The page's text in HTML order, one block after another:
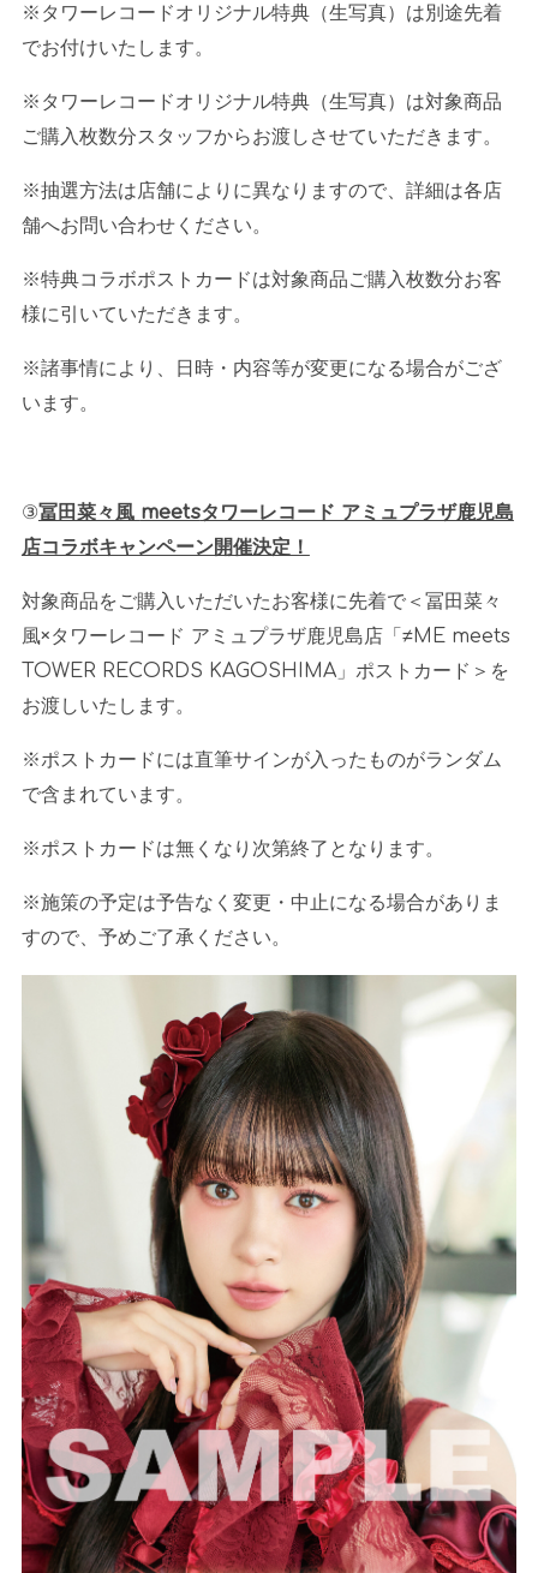
※タワーレコードオリジナル特典（生写真）は別途先着
でお付けいたします。
※タワーレコードオリジナル特典（生写真）は対象商品
ご購入枚数分スタッフからお渡しさせていただきます。
※抽選方法は店舗によりに異なりますので、詳細は各店
舗へお問い合わせください。
※特典コラボポストカードは対象商品ご購入枚数分お客
様に引いていただきます。
※諸事情により、日時・内容等が変更になる場合がござ
います。
③冨田菜々風 meetsタワーレコード アミュプラザ鹿児島
店コラボキャンペーン開催決定！
対象商品をご購入いただいたお客様に先着で＜冨田菜々
風×タワーレコード アミュプラザ鹿児島店「≠ME meets
TOWER RECORDS KAGOSHIMA」ポストカード＞を
お渡しいたします。
※ポストカードには直筆サインが入ったものがランダム
で含まれています。
※ポストカードは無くなり次第終了となります。
※施策の予定は予告なく変更・中止になる場合がありま
すので、予めご了承ください。